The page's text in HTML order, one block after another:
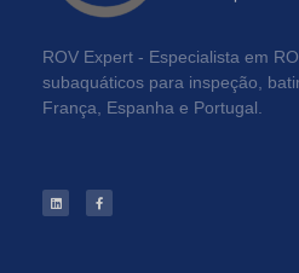
ROV Expert - Especialista em
subaquáticos para inspeção,
França, Espanha e Portugal.